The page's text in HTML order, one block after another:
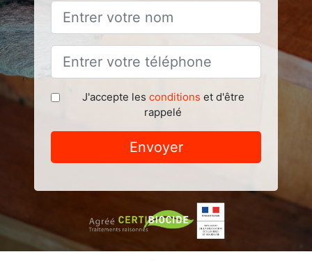
J'accepte les conditions et d'être
rappelé
Envoyer